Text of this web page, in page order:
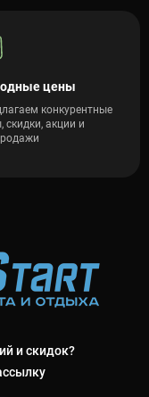
цены
конкурентные
скидки, акции и
и скидок?